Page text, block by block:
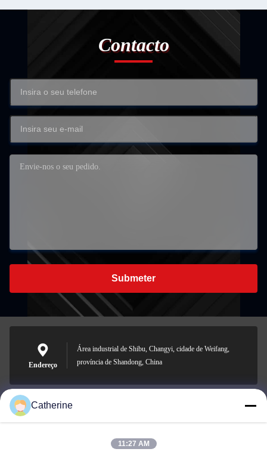
Contacto
Submeter
Endereço
Área industrial de Shibu, Changyi, cidade de Weifang,
província de Shandong, China
padraic@huayumachine.cn
Catherine
11:27 AM